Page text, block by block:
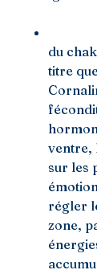
du
titre
ventre,
sur les
régler
zone,